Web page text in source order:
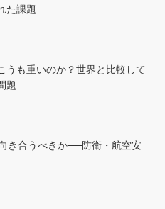
た課題
うも重いのか？世界と比較して
題
き合うべきか──防衛・航空安